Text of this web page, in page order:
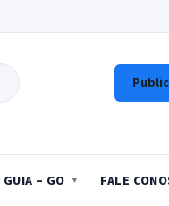
GUIA – GO FALE